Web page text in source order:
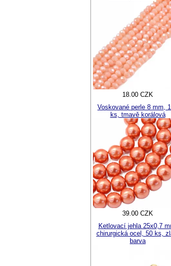
18.00 CZK
Voskované perle 8 mm,
ks, tmavě korálová
39.00 CZK
Ketlovací jehla 25x0,7
chirurgická ocel, 50 ks,
barva